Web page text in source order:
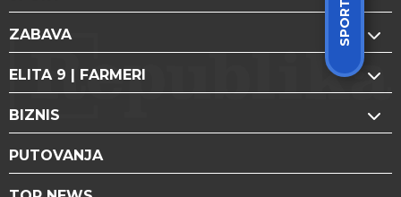
ZABAVA
ELITA 9 | FARMERI
BIZNIS
PUTOVANJA